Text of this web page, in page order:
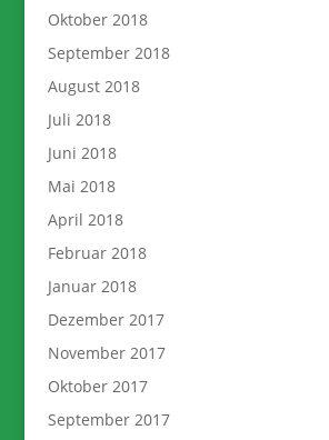
Oktober 2018
September 2018
August 2018
Juli 2018
Juni 2018
Mai 2018
April 2018
Februar 2018
Januar 2018
Dezember 2017
November 2017
Oktober 2017
September 2017